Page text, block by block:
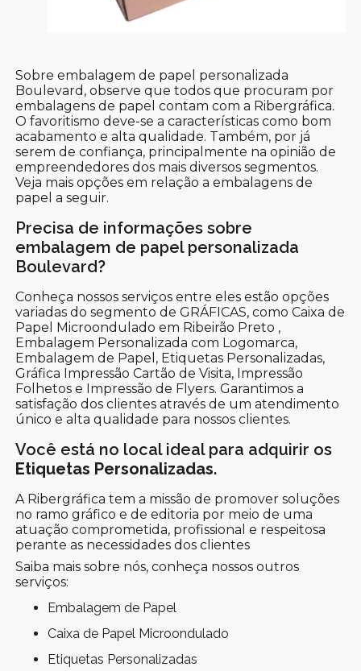
Sobre embalagem de papel personalizada
Boulevard, observe que todos que procuram por
embalagens de papel contam com a Ribergráfica.
O favoritismo deve-se a características como bom
acabamento e alta qualidade. Também, por já
serem de confiança, principalmente na opinião de
empreendedores dos mais diversos segmentos.
Veja mais opções em relação a embalagens de
papel a seguir.
Precisa de informações sobre
embalagem de papel personalizada
Boulevard?
Conheça nossos serviços entre eles estão opções
variadas do segmento de GRÁFICAS, como Caixa de
Papel Microondulado em Ribeirão Preto ,
Embalagem Personalizada com Logomarca,
Embalagem de Papel, Etiquetas Personalizadas,
Gráfica Impressão Cartão de Visita, Impressão
Folhetos e Impressão de Flyers. Garantimos a
satisfação dos clientes através de um atendimento
único e alta qualidade para nossos clientes.
Você está no local ideal para adquirir os
Etiquetas Personalizadas.
A Ribergráfica tem a missão de promover soluções
no ramo gráfico e de editoria por meio de uma
atuação comprometida, profissional e respeitosa
perante as necessidades dos clientes
Saiba mais sobre nós, conheça nossos outros
serviços:
Embalagem de Papel
Caixa de Papel Microondulado
Etiquetas Personalizadas